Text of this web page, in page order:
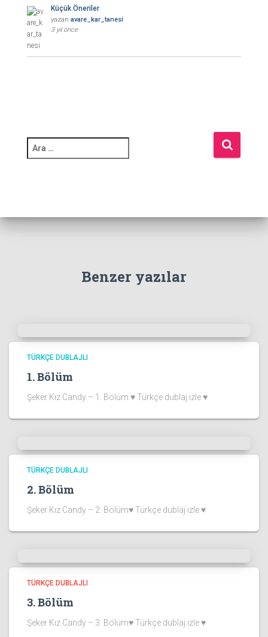
Küçük Öneriler
yazan avare_kar_tanesi
3 yıl önce
r
Benzer yazılar
TÜRKÇE DUBLAJLI
1. Bölüm
Şeker Kız Candy – 1. Bölüm ♥ Türkçe dublaj izle ♥
TÜRKÇE DUBLAJLI
2. Bölüm
Şeker Kız Candy – 2. Bölüm♥ Türkçe dublaj izle ♥
TÜRKÇE DUBLAJLI
3. Bölüm
Şeker Kız Candy – 3. Bölüm♥ Türkçe dublaj izle ♥